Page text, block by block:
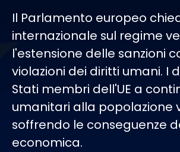
Il Parlamento europeo
internazionale sul regime
l'estensione delle sanzioni
violazioni dei diritti umani. I
Stati membri dell'UE a
umanitari alla popolazione
soffrendo le conseguenze
economica.